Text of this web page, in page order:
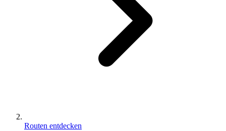
Routen entdecken